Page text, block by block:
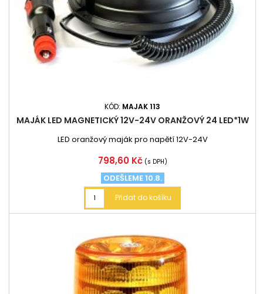
KÓD: MAJAK 113
MAJÁK LED MAGNETICKÝ 12V-24V ORANŽOVÝ 24 LED*1W
LED oranžový maják pro napětí 12V-24V
Cena
798,60 Kč (s DPH)
ODEŠLEME 10.8.
Přidat do košíku